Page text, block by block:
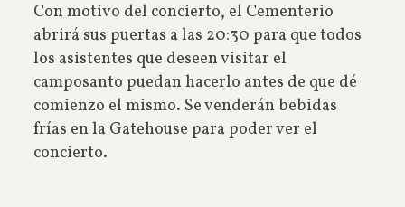
Con motivo del concierto, el Cementerio
abrirá sus puertas a las 20:30 para que todos
los asistentes que deseen visitar el
camposanto puedan hacerlo antes de que dé
comienzo el mismo. Se venderán bebidas
frías en la Gatehouse para poder ver el
concierto.